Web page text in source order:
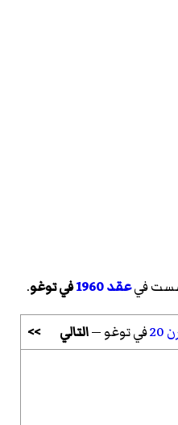
فيعقد 1960 في توغو.
في توغو —التالي >>